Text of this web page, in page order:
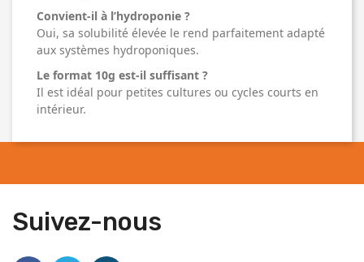
Convient-il à l’hydroponie ?
Oui, sa solubilité élevée le rend parfaitement adapté
aux systèmes hydroponiques.
Le format 10g est-il suffisant ?
Il est idéal pour petites cultures ou cycles courts en
intérieur.
Suivez-nous